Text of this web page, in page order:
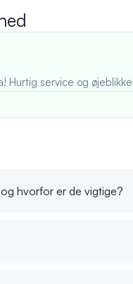
Hurtig service og
hvorfor er de vigtige?